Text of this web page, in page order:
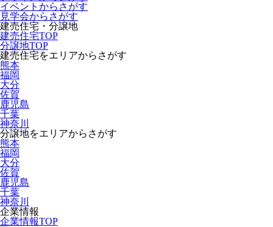
イベントからさがす
見学会からさがす
建売住宅・分譲地
建売住宅TOP
分譲地TOP
建売住宅をエリアからさがす
熊本
福岡
大分
佐賀
鹿児島
千葉
神奈川
分譲地をエリアからさがす
熊本
福岡
大分
佐賀
鹿児島
千葉
神奈川
企業情報
企業情報TOP